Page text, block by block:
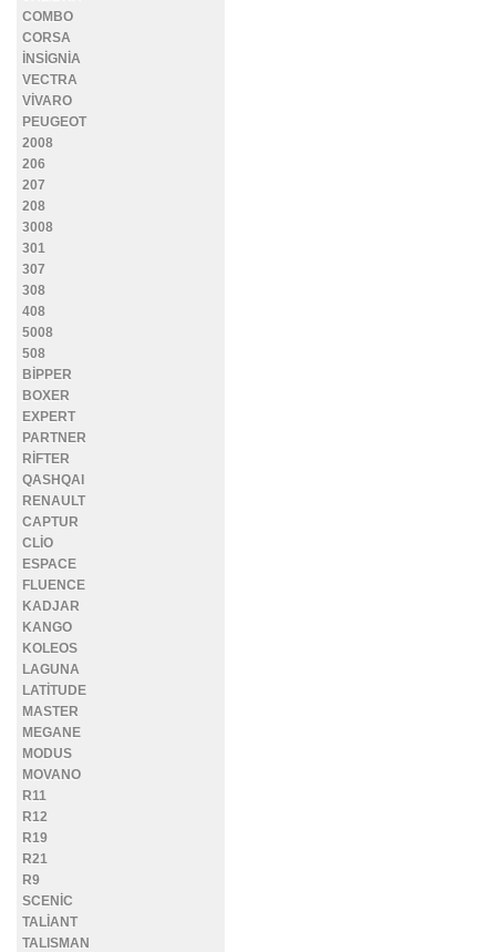
COMBO
CORSA
İNSİGNİA
VECTRA
VİVARO
PEUGEOT
2008
206
207
208
3008
301
307
308
408
5008
508
BİPPER
BOXER
EXPERT
PARTNER
RİFTER
QASHQAI
RENAULT
CAPTUR
CLİO
ESPACE
FLUENCE
KADJAR
KANGO
KOLEOS
LAGUNA
LATİTUDE
MASTER
MEGANE
MODUS
MOVANO
R11
R12
R19
R21
R9
SCENİC
TALİANT
TALISMAN